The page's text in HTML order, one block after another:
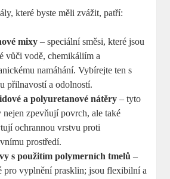
které byste měli zvážit, patří:
mixy – speciální směsi, které jsou
vůči vodě, chemikáliím a
namáhání. Vybírejte ten s
přilnavostí a odolností.
a polyuretanové nátěry – tyto
nejen zpevňují povrch, ale také
ochrannou vrstvu proti
prostředí.
s použitím polymerních tmelů –
pro vyplnění prasklin; jsou flexibilní a